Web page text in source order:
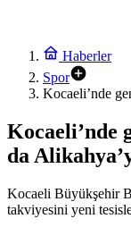
Haberler
Spor
Kocaeli’nde
Kocaeli’nde
da
Kocaeli Büyükşehir
takviyesini yeni